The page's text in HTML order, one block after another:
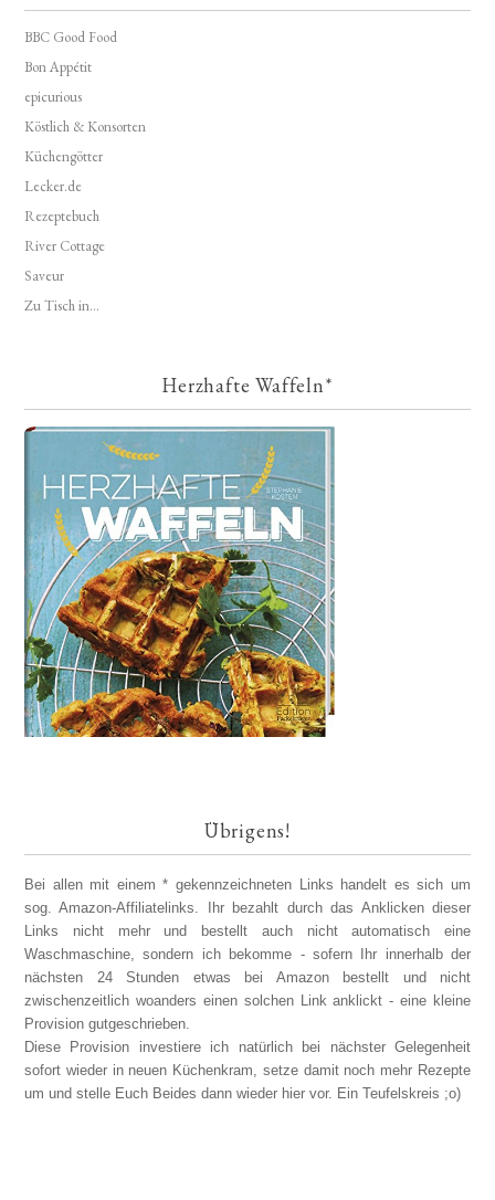
BBC Good Food
Bon Appétit
epicurious
Köstlich & Konsorten
Küchengötter
Lecker.de
Rezeptebuch
River Cottage
Saveur
Zu Tisch in...
Herzhafte Waffeln*
Übrigens!
Bei allen mit einem * gekennzeichneten Links handelt es sich um
sog. Amazon-Affiliatelinks. Ihr bezahlt durch das Anklicken dieser
Links nicht mehr und bestellt auch nicht automatisch eine
Waschmaschine, sondern ich bekomme - sofern Ihr innerhalb der
nächsten 24 Stunden etwas bei Amazon bestellt und nicht
zwischenzeitlich woanders einen solchen Link anklickt - eine kleine
Provision gutgeschrieben.
Diese Provision investiere ich natürlich bei nächster Gelegenheit
sofort wieder in neuen Küchenkram, setze damit noch mehr Rezepte
um und stelle Euch Beides dann wieder hier vor. Ein Teufelskreis ;o)